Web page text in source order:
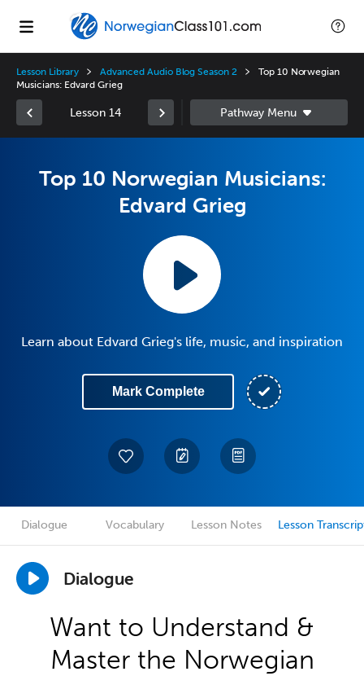
Lesson Library Advanced Audio Blog Season 2
Top 10 Norwegian
Musicians: Edvard Grieg
Lesson 14
Top 10 Norwegian Musicians:
Edvard Grieg
Learn about Edvard Grieg's life, music, and inspiration
Mark Complete
Dialogue Vocabulary Lesson Notes Lesson
Dialogue
Want to Understand &
Master the Norwegian